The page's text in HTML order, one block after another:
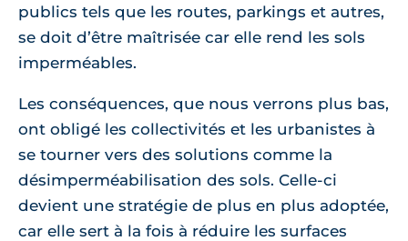
publics tels que les routes, parkings et autres,
se doit d’être maîtrisée car elle rend les sols
imperméables.
Les conséquences, que nous verrons plus bas,
ont obligé les collectivités et les urbanistes à
se tourner vers des solutions comme la
désimperméabilisation des sols. Celle-ci
devient une stratégie de plus en plus adoptée,
car elle sert à la fois à réduire les surfaces